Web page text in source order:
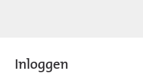
Inloggen